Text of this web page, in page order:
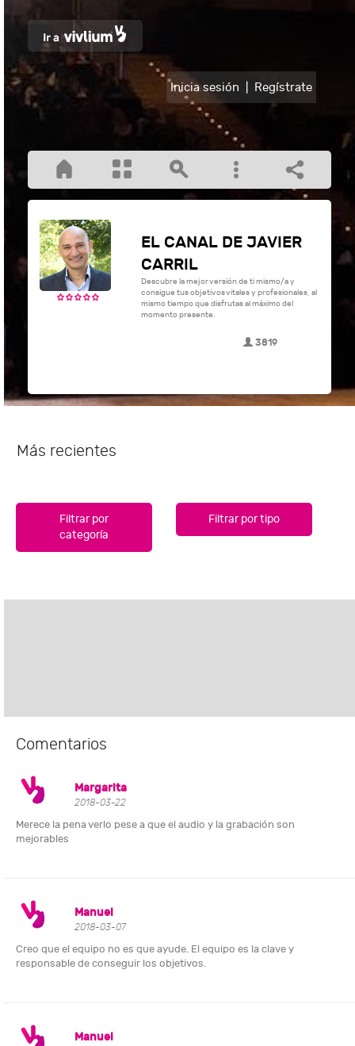
Inicia sesión Regístrate
EL CANAL DE JAVIER
CARRIL
Descubre la mejor versión de ti mismo/a y
consigue tus objetivos vitales y profesionales, al
mismo tiempo que disfrutas al máximo del
momento presente.
3819
Más recientes
Filtrar por
categoría
Filtrar por tipo
Comentarios
Margarita
2018-03-22
Merece la pena verlo pese a que el audio y la grabación son
mejorables
Manuel
2018-03-07
Creo que el equipo no es que ayude. El equipo es la clave y
responsable de conseguir los objetivos.
Manuel